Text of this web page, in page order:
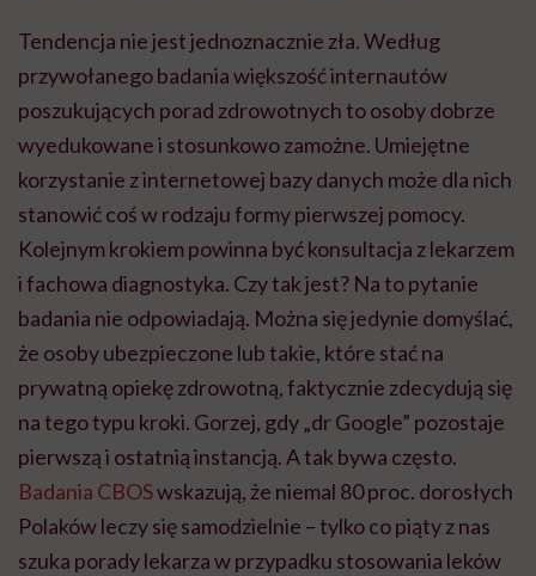
Tendencja nie jest jednoznacznie zła. Według
przywołanego badania większość internautów
poszukujących porad zdrowotnych to osoby dobrze
wyedukowane i stosunkowo zamożne. Umiejętne
korzystanie z internetowej bazy danych może dla nich
stanowić coś w rodzaju formy pierwszej pomocy.
Kolejnym krokiem powinna być konsultacja z lekarzem
i fachowa diagnostyka. Czy tak jest? Na to pytanie
badania nie odpowiadają. Można się jedynie domyślać,
że osoby ubezpieczone lub takie, które stać na
prywatną opiekę zdrowotną, faktycznie zdecydują się
na tego typu kroki. Gorzej, gdy „dr Google” pozostaje
pierwszą i ostatnią instancją. A tak bywa często.
Badania CBOSwskazują, że niemal 80 proc. dorosłych
Polaków leczy się samodzielnie – tylko co piąty z nas
szuka porady lekarza w przypadku stosowania leków